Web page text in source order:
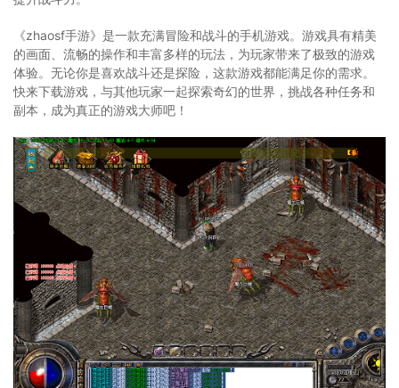
《zhaosf手游》是一款充满冒险和战斗的手机游戏。游戏具有精美
的画面、流畅的操作和丰富多样的玩法，为玩家带来了极致的游戏
体验。无论你是喜欢战斗还是探险，这款游戏都能满足你的需求。
快来下载游戏，与其他玩家一起探索奇幻的世界，挑战各种任务和
副本，成为真正的游戏大师吧！